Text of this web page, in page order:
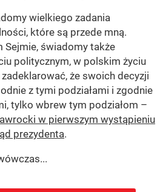
wielkiego zadania
które są przede mną.
świadomy także
politycznym, w polskim życiu
że swoich decyzji
z tymi podziałami i zgodnie
tylko wbrew tym podziałom –
w pierwszym wystąpieniu
prezydenta.